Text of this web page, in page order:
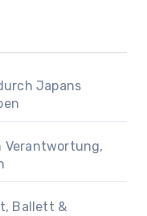
Japans
Verantwortung,
Ballett &